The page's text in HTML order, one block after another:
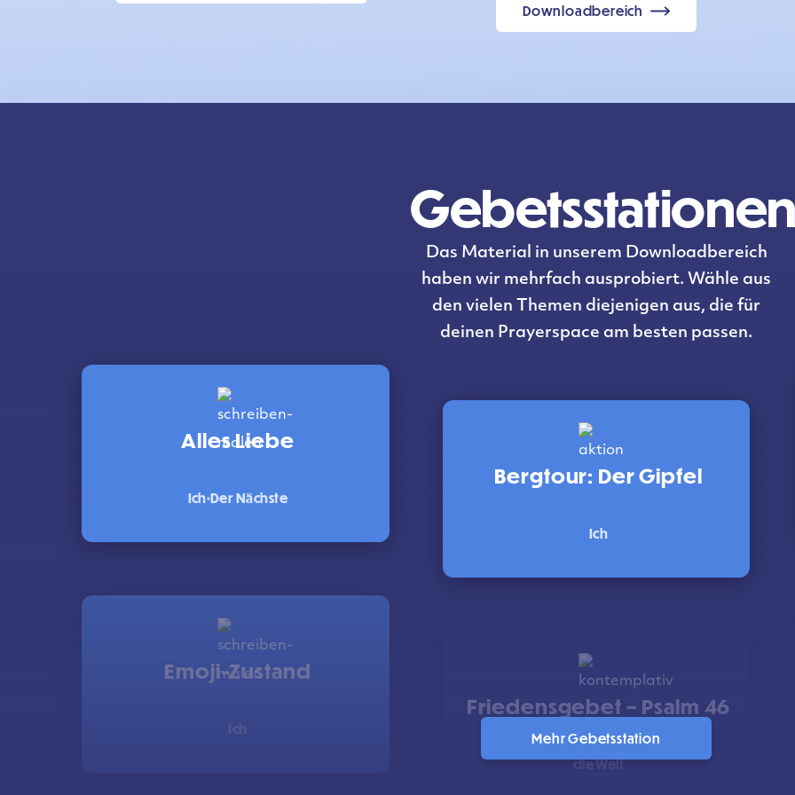
Downloadbereich
Das Material in unserem Downloadbereich
haben wir mehrfach ausprobiert. Wähle aus
den vielen Themen diejenigen aus, die für
deinen Prayerspace am besten passen.
Alles Liebe
Ich Der Nächste
Bergtour: Der Gipfel
Ich
Emoji-Zustand
Ich
Friedensgebet – Psalm 46
die Welt
Mehr Gebetsstation